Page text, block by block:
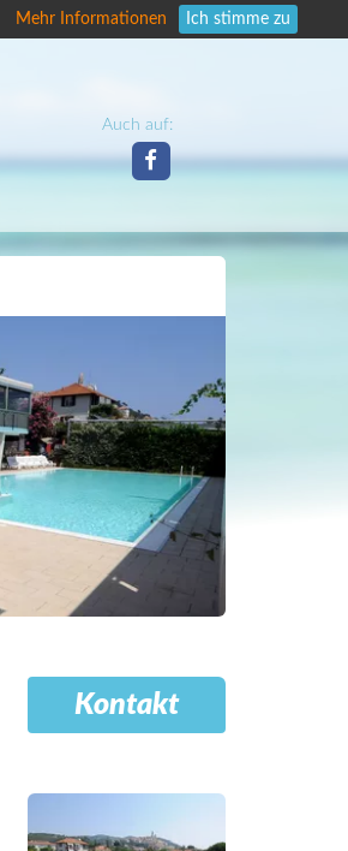
Mehr Informationen Ich stimme zu
Auch auf:
Kontakt